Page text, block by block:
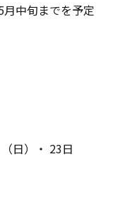
中旬までを予定
日）・ 23日